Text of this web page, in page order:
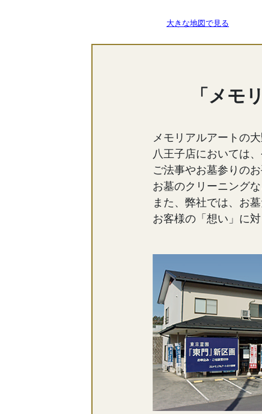
大きな地図で見る
「メモ
メモリアルアートの
八王子店においては
ご法事やお墓参りの
お墓のクリーニング
また、弊社では、お
お客様の「想い」に